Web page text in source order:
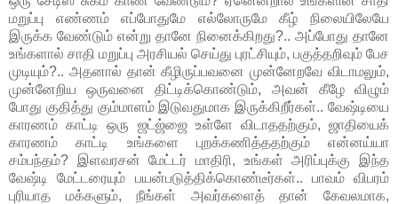
மறுப்பு எண்ணம் எப்போதுமே எல்லோருமே கீழ் நிலையிலேயே
இருக்க வேண்டும் என்று தானே நினைக்கிறது?.. அப்போது தானே
உங்களால் சாதி மறுப்பு அரசியல் செய்து புரட்சியும், பகுத்தறிவும் பேச
முடியும்?.. அதனால் தான் கீழிருப்பவனை முன்னேறவே விடாமலும்,
முன்னேறிய ஒருவனை திட்டிக்கொண்டும், அவன் கீழே விழும்
போது குதித்து கும்மாளம் இடுவதுமாக இருக்கிறீர்கள்.. வேஷ்டியை
காரணம் காட்டி ஒரு ஜட்ஜ்ஜை உள்ளே விடாததற்கும், ஜாதியைக்
காரணம் காட்டி உங்களை புறக்கணித்ததற்கும் என்னய்யா
சம்பந்தம்? இளவரசன் மேட்டர் மாதிரி, உங்கள் அரிப்புக்கு இந்த
வேஷ்டி மேட்டரையும் பயன்படுத்திக்கொண்டீர்கள்.. பாவம் விபரம்
புரியாத மக்களும், நீங்கள் அவர்களைத் தான் கேவலமாக,